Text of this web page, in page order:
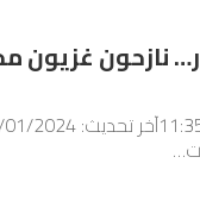
نازحون